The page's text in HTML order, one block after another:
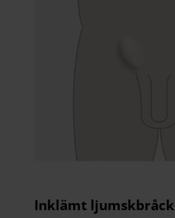
Inklämt ljumskbråck